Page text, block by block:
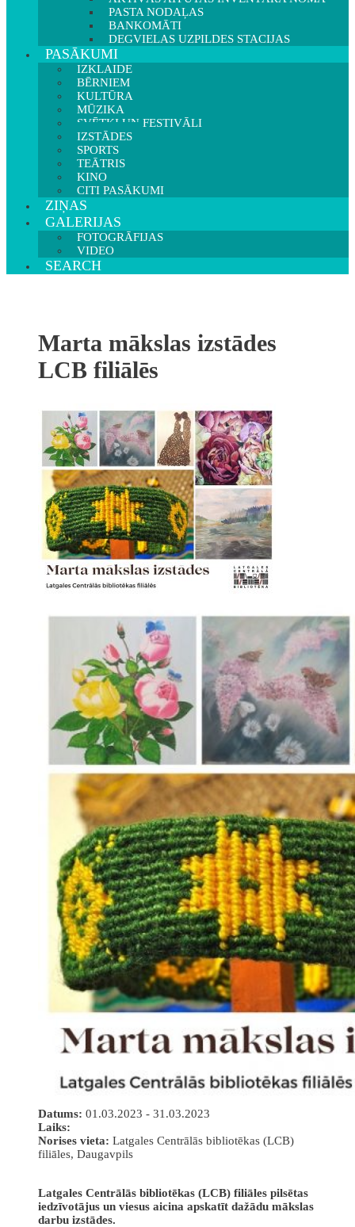
PASTA NODAĻAS
BANKOMĀTI
DEGVIELAS UZPILDES STACIJAS
PASĀKUMI
IZKLAIDE
BĒRNIEM
KULTŪRA
MŪZIKA
SVĒTKI UN FESTIVĀLI
IZSTĀDES
SPORTS
TEĀTRIS
KINO
CITI PASĀKUMI
ZIŅAS
GALERIJAS
FOTOGRĀFIJAS
VIDEO
SEARCH
Marta mākslas izstādes
LCB filiālēs
Datums: 01.03.2023 - 31.03.2023
Laiks:
Norises vieta: Latgales Centrālās bibliotēkas (LCB)
filiāles, Daugavpils
Latgales Centrālās bibliotēkas (LCB) filiāles pilsētas
iedzīvotājus un viesus aicina apskatīt dažādu mākslas
darbu izstādes.